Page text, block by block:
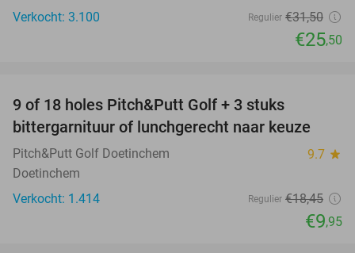
Verkocht: 3.100
Regulier €31,50
€25,50
9 of 18 holes Pitch&Putt Golf + 3 stuks
bittergarnituur of lunchgerecht naar keuze
Pitch&Putt Golf Doetinchem 9.7 star
Doetinchem
Verkocht: 1.414
Regulier €18,45
€9,95